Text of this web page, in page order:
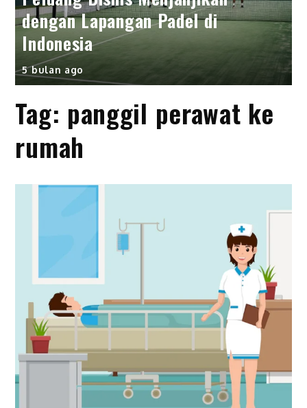
dengan Lapangan Padel di
Indonesia
5 bulan ago
Tag: panggil perawat ke
rumah